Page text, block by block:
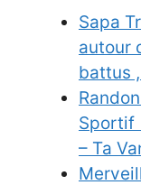
Sapa
autour
battus
Sportif
– Ta